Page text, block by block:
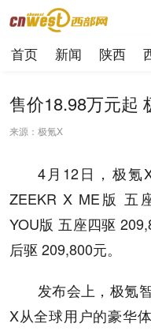
首页 新闻 陕西
售价18.98万元起
来源：极氪X
4月12日，极氪
ZEEKR X ME版 五
YOU版 五座四驱
后驱 209,800元。
发布会上，极氪
X从全球用户的豪华